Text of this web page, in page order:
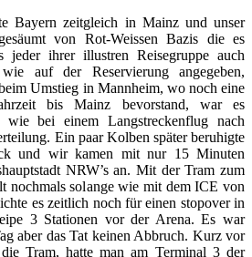
Bayern zeitgleich in Mainz und unser
von Rot-Weissen Bazis die es
jeder ihrer illustren Reisegruppe auch
auf der Reservierung angegeben,
Umstieg in Mannheim, wo noch eine
bis Mainz bevorstand, war es
wie bei einem Langstreckenflug nach
Ein paar Kolben später beruhigte
und wir kamen mit nur 15 Minuten
NRW’s an. Mit der Tram zum
nochmals solange wie mit dem ICE von
es zeitlich noch für einen stopover in
3 Stationen vor der Arena. Es war
aber das Tat keinen Abbruch. Kurz vor
Tram, hatte man am Terminal 3 der